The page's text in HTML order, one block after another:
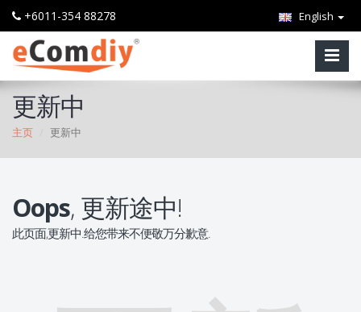
+6011-354 88278 English
更新中
主页 更新中
Oops, 更新途中!
此页面,更新中.给您带来不便敬万分歉意.